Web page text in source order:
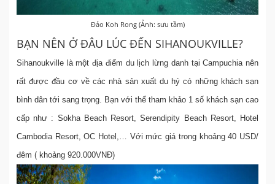
Đảo Koh Rong (Ảnh: sưu tầm)
BẠN NÊN Ở ĐÂU LÚC ĐẾN SIHANOUKVILLE?
Sihanoukville là một địa điểm du lịch lừng danh tại Campuchia nên
rất được đầu cơ về các nhà sản xuất du hý có những khách sạn
bình dân tới sang trọng. Bạn với thể tham khảo 1 số khách sạn cao
cấp như : Sokha Beach Resort, Serendipity Beach Resort, Hotel
Cambodia Resort, OC Hotel,… Với mức giá trong khoảng 40 USD/
đêm ( khoảng 920.000VNĐ)